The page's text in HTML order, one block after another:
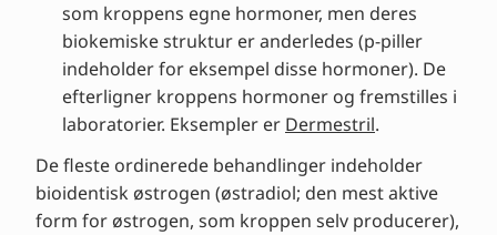
som kroppens egne hormoner, men deres
biokemiske struktur er anderledes (p-piller
indeholder for eksempel disse hormoner). De
efterligner kroppens hormoner og fremstilles i
laboratorier. Eksempler er Dermestril.
De fleste ordinerede behandlinger indeholder
bioidentisk østrogen (østradiol; den mest aktive
form for østrogen, som kroppen selv producerer),